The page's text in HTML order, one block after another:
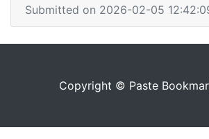
Submitted on 2026-02-05
Copyright © Paste